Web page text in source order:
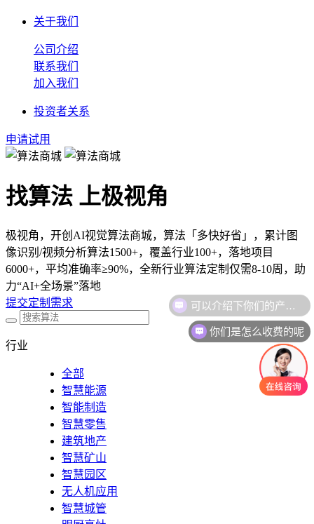
关于我们
公司介绍
联系我们
加入我们
投资者关系
申请试用
找算法 上极视角
极视角，开创AI视觉算法商城，算法「多快好省」，累计图
像识别/视频分析算法1500+，覆盖行业100+，落地项目
6000+，平均准确率≥90%，全新行业算法定制仅需8-10周，助
力“AI+全场景”落地
提交定制需求
行业
全部
智慧能源
智能制造
智慧零售
建筑地产
智慧矿山
智慧园区
无人机应用
智慧城管
可以介绍下你们的产品么
你们是怎么收费的呢